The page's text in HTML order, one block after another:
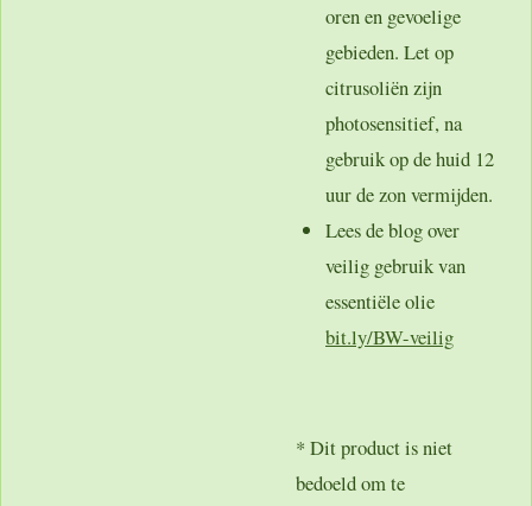
oren en gevoelige
gebieden. Let op
citrusoliën zijn
photosensitief, na
gebruik op de huid 12
uur de zon vermijden.
Lees de blog over
veilig gebruik van
essentiële olie
bit.ly/BW-veilig
* Dit product is niet
bedoeld om te